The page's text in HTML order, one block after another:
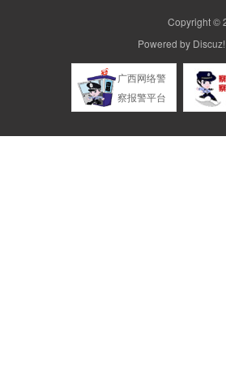
Copyright ©
Powered by Discuz!
广西网络警
察报警平台